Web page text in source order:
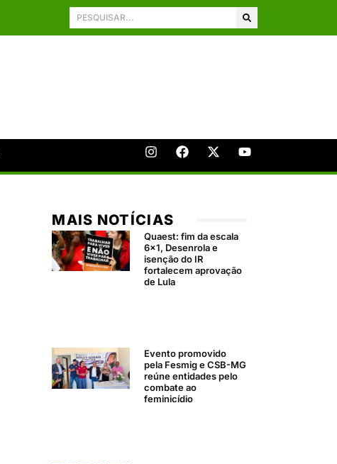
MAIS NOTÍCIAS
Quaest: fim da escala
6×1, Desenrola e
isenção do IR
fortalecem aprovação
de Lula
Evento promovido
pela Fesmig e CSB-MG
reúne entidades pelo
combate ao
feminicídio